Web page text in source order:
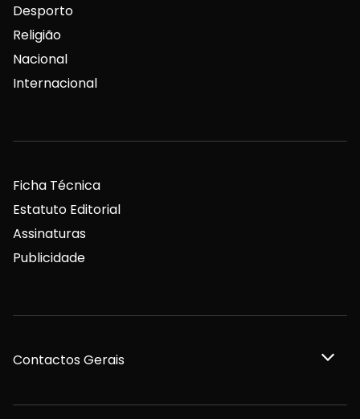
Desporto
Religião
Nacional
Internacional
Ficha Técnica
Estatuto Editorial
Assinaturas
Publicidade
Contactos Gerais